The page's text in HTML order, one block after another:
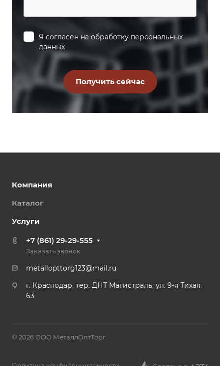
Я согласен на обработку персональных
данных
Компания
Каталог
Услуги
+7 (861) 29-29-555
Заказать звонок
metallopttorg123@mail.ru
г. Краснодар, тер. ДНТ Магистраль, ул. 9-я Тихая,
63
© 2026 ООО МеталлОптТорг